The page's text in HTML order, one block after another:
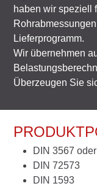
haben wir speziell
Wir übernehmen
Überzeugen Sie
DIN 3567
DIN 72573
DIN 1593